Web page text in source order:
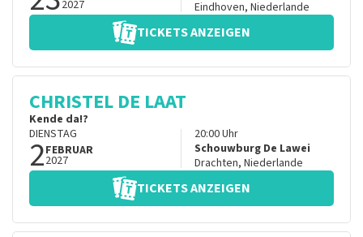
2027
Eindhoven, Niederlande
TICKETS ANZEIGEN
CHRISTEL DE LAAT
Kende da!?
DIENSTAG
2FEBRUAR
2027
20:00Uhr
Schouwburg De Lawei
Drachten, Niederlande
TICKETS ANZEIGEN